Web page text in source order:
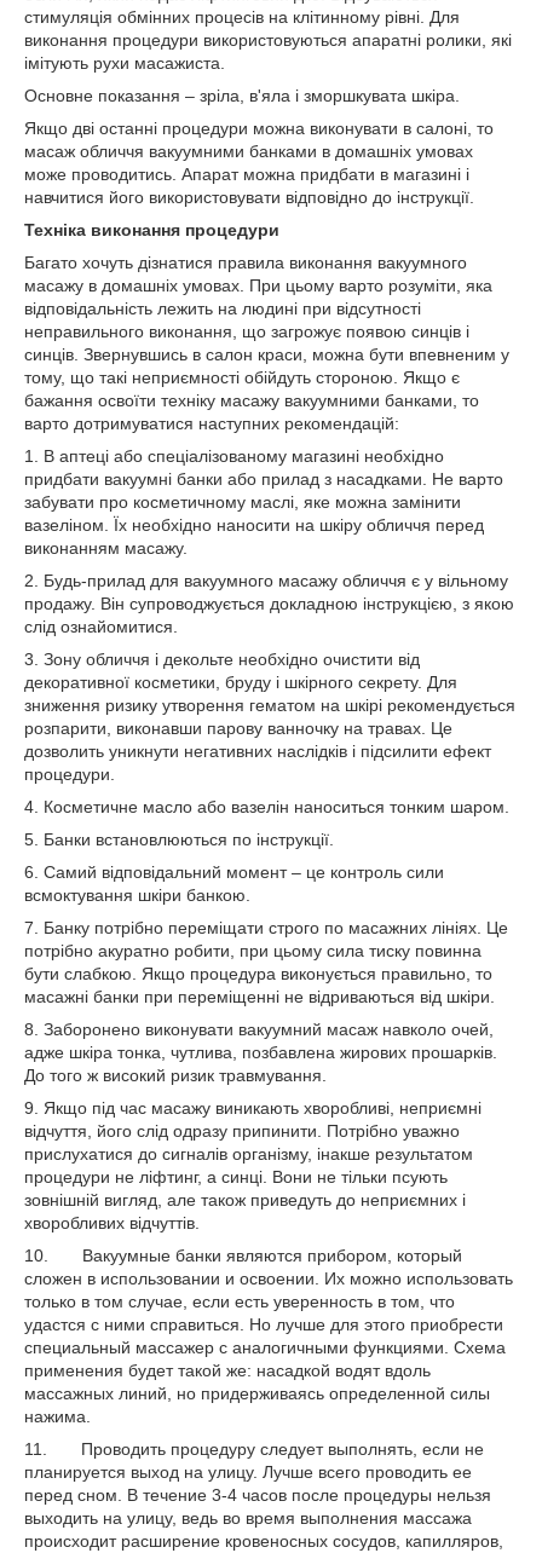
стимуляція обмінних процесів на клітинному рівні. Для
виконання процедури використовуються апаратні ролики, які
імітують рухи масажиста.
Основне показання – зріла, в'яла і зморшкувата шкіра.
Якщо дві останні процедури можна виконувати в салоні, то
масаж обличчя вакуумними банками в домашніх умовах
може проводитись. Апарат можна придбати в магазині і
навчитися його використовувати відповідно до інструкції.
Техніка виконання процедури
Багато хочуть дізнатися правила виконання вакуумного
масажу в домашніх умовах. При цьому варто розуміти, яка
відповідальність лежить на людині при відсутності
неправильного виконання, що загрожує появою синців і
синців. Звернувшись в салон краси, можна бути впевненим у
тому, що такі неприємності обійдуть стороною. Якщо є
бажання освоїти техніку масажу вакуумними банками, то
варто дотримуватися наступних рекомендацій:
1. В аптеці або спеціалізованому магазині необхідно
придбати вакуумні банки або прилад з насадками. Не варто
забувати про косметичному маслі, яке можна замінити
вазеліном. Їх необхідно наносити на шкіру обличчя перед
виконанням масажу.
2. Будь-прилад для вакуумного масажу обличчя є у вільному
продажу. Він супроводжується докладною інструкцією, з якою
слід ознайомитися.
3. Зону обличчя і декольте необхідно очистити від
декоративної косметики, бруду і шкірного секрету. Для
зниження ризику утворення гематом на шкірі рекомендується
розпарити, виконавши парову ванночку на травах. Це
дозволить уникнути негативних наслідків і підсилити ефект
процедури.
4. Косметичне масло або вазелін наноситься тонким шаром.
5. Банки встановлюються по інструкції.
6. Самий відповідальний момент – це контроль сили
всмоктування шкіри банкою.
7. Банку потрібно переміщати строго по масажних лініях. Це
потрібно акуратно робити, при цьому сила тиску повинна
бути слабкою. Якщо процедура виконується правильно, то
масажні банки при переміщенні не відриваються від шкіри.
8. Заборонено виконувати вакуумний масаж навколо очей,
адже шкіра тонка, чутлива, позбавлена жирових прошарків.
До того ж високий ризик травмування.
9. Якщо під час масажу виникають хворобливі, неприємні
відчуття, його слід одразу припинити. Потрібно уважно
прислухатися до сигналів організму, інакше результатом
процедури не ліфтинг, а синці. Вони не тільки псують
зовнішній вигляд, але також приведуть до неприємних і
хворобливих відчуттів.
10. Вакуумные банки являются прибором, который
сложен в использовании и освоении. Их можно использовать
только в том случае, если есть уверенность в том, что
удастся с ними справиться. Но лучше для этого приобрести
специальный массажер с аналогичными функциями. Схема
применения будет такой же: насадкой водят вдоль
массажных линий, но придерживаясь определенной силы
нажима.
11. Проводить процедуру следует выполнять, если не
планируется выход на улицу. Лучше всего проводить ее
перед сном. В течение 3-4 часов после процедуры нельзя
выходить на улицу, ведь во время выполнения массажа
происходит расширение кровеносных сосудов, капилляров,